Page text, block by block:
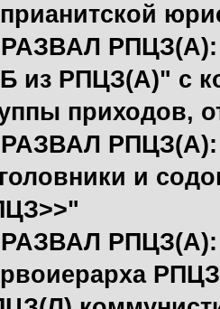
РПЦЗ(А):
из РПЦЗ(А)" с
приходов,
РПЦЗ(А):
и
РПЦЗ(А):